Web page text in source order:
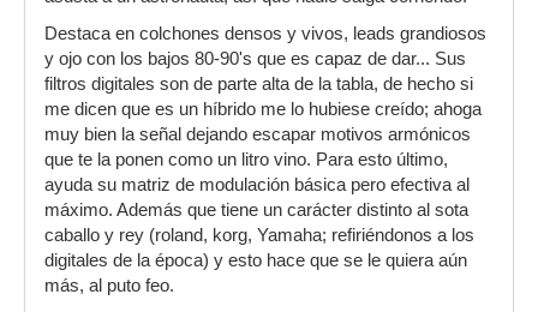
Destaca en colchones densos y vivos, leads grandiosos
y ojo con los bajos 80-90's que es capaz de dar... Sus
filtros digitales son de parte alta de la tabla, de hecho si
me dicen que es un híbrido me lo hubiese creído; ahoga
muy bien la señal dejando escapar motivos armónicos
que te la ponen como un litro vino. Para esto último,
ayuda su matriz de modulación básica pero efectiva al
máximo. Además que tiene un carácter distinto al sota
caballo y rey (roland, korg, Yamaha; refiriéndonos a los
digitales de la época) y esto hace que se le quiera aún
más, al puto feo.